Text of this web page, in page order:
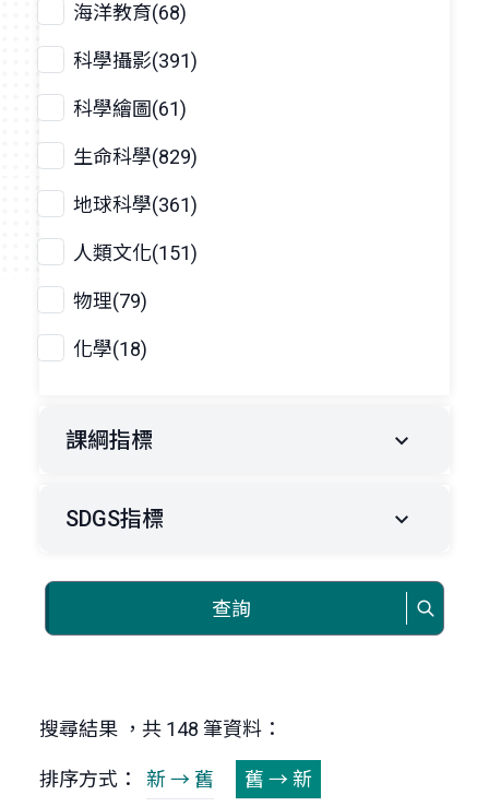
海洋教育(68)
科學攝影(391)
科學繪圖(61)
生命科學(829)
地球科學(361)
人類文化(151)
物理(79)
化學(18)
課綱指標
SDGS指標
查詢
搜尋結果 ，共 148 筆資料：
排序方式： 新 → 舊 舊 → 新